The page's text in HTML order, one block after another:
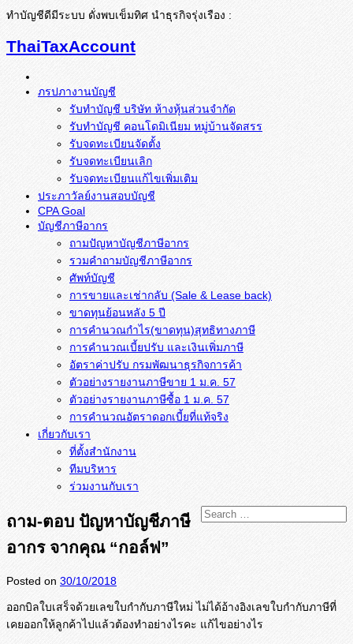
ทำบัญชีดีมีระบบ ดั่งพบเข็มทิศ นำธุรกิจรุ่งเรือง :
ThaiTaxAccount
ภรปภางานบัญชี
รับทำบัญชี บริษัท ห้างหุ้นส่วนจำกัด
รับทำบัญชี คอนโดมิเนียม หมู่บ้านจัดสรร
รับจดทะเบียนจัดตั้ง
รับจดทะเบียนเลิก
รับจดทะเบียนแก้ไขเพิ่มเติม
ประภาวัลย์งานสอบบัญชี
CPA Goal
บัญชีภาษีอากร
ถามปัญหาบัญชีภาษีอากร
รวมคำถามบัญชีภาษีอากร
ศัพท์บัญชี
การขายและเช่ากลับ (Sale & Lease back)
ขาดทุนย้อนหลัง 5 ปี
การคำนวณกำไร(ขาดทุน)สุทธิทางภาษี
การคำนวณเบี้ยปรับ และเงินเพิ่มภาษี
อัตราค่าปรับ กรมพัฒนาธุรกิจการค้า
ตัวอย่างรายงานภาษีขาย 1 ม.ค. 57
การคำนวณอัตราดอกเบี้ยที่แท้จริง
เกี่ยวกับเรา
ที่ตั้งสำนักงาน
ทีมบริหาร
ร่วมงานกับเรา
ถาม-ตอบ ปัญหาบัญชีภาษี
อากร จากคุณ “กอล์ฟ”
Posted on 30/10/2018
ออกบิลใบเสร็จด้วยเลขใบกำกับภาษีใหม่ ไม่ได้อ้างอิงเลขใบกำกับภาษีที่
เคยออกให้ลูกค้าไปแล้วต้องทำอย่างไรคะ แก้ไขอย่างไร